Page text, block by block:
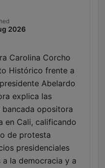
2026
Carolina Corcho
Histórico frente a
Abelardo
explica las
bancada opositora
en Cali, calificando
de protesta
presidenciales
la democracia y a